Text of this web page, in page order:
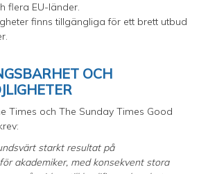
flera EU-länder.
finns tillgängliga för ett brett utbud
OCH
Times och The Sunday Times Good
starkt resultat på
akademiker, med konsekvent stora